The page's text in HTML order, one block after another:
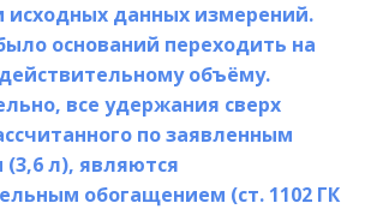
исходных данных измерений.
оснований переходить на
объёму.
все удержания сверх
по заявленным
(3,6 л), являются
обогащением (ст. 1102 ГК